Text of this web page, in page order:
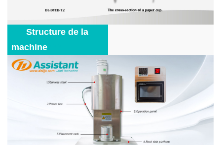
Structure de la
machine